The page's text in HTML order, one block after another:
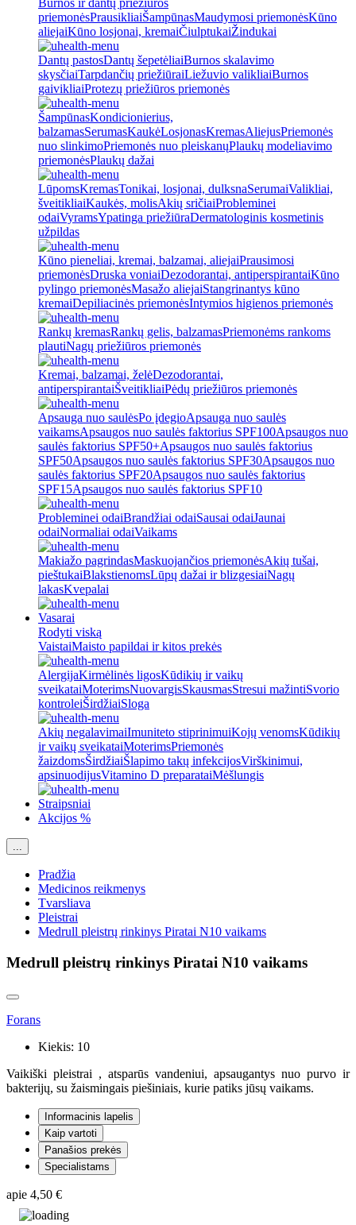
Burnos ir dantų priežiūros
priemonėsPrausikliaiŠampūnasMaudymosi priemonėsKūno
aliejaiKūno losjonai, kremaiČiulptukaiŽindukai
Dantų pastosDantų šepetėliaiBurnos skalavimo
skysčiaiTarpdančių priežiūraiLiežuvio valikliaiBurnos
gaivikliaiProtezų priežiūros priemonės
ŠampūnasKondicionierius,
balzamasSerumasKaukėLosjonasKremasAliejusPriemonės
nuo slinkimoPriemonės nuo pleiskanųPlaukų modeliavimo
priemonėsPlaukų dažai
LūpomsKremasTonikai, losjonai, dulksnaSerumaiValikliai,
šveitikliaiKaukės, molisAkių sričiaiProbleminei
odaiVyramsYpatinga priežiūraDermatologinis kosmetinis
užpildas
Kūno pieneliai, kremai, balzamai, aliejaiPrausimosi
priemonėsDruska voniaiDezodorantai, antiperspirantaiKūno
pylingo priemonėsMasažo aliejaiStangrinantys kūno
kremaiDepiliacinės priemonėsIntymios higienos priemonės
Rankų kremasRankų gelis, balzamasPriemonėms rankoms
plautiNagų priežiūros priemonės
Kremai, balzamai, želėDezodorantai,
antiperspirantaiŠveitikliaiPėdų priežiūros priemonės
Apsauga nuo saulėsPo įdegioApsauga nuo saulės
vaikamsApsaugos nuo saulės faktorius SPF100Apsaugos nuo
saulės faktorius SPF50+Apsaugos nuo saulės faktorius
SPF50Apsaugos nuo saulės faktorius SPF30Apsaugos nuo
saulės faktorius SPF20Apsaugos nuo saulės faktorius
SPF15Apsaugos nuo saulės faktorius SPF10
Probleminei odaiBrandžiai odaiSausai odaiJaunai
odaiNormaliai odaiVaikams
Makiažo pagrindasMaskuojančios priemonėsAkių tušai,
pieštukaiBlakstienomsLūpų dažai ir blizgesiaiNagų
lakasKvepalai
Vasarai
Rodyti viską
VaistaiMaisto papildai ir kitos prekės
AlergijaKirmėlinės ligosKūdikių ir vaikų
sveikataiMoterimsNuovargisSkausmasStresui mažintiSvorio
kontroleiŠirdžiaiSloga
Akių negalavimaiImuniteto stiprinimuiKojų venomsKūdikių
ir vaikų sveikataiMoterimsPriemonės
žaizdomsŠirdžiaiŠlapimo takų infekcijosVirškinimui,
apsinuodijusVitamino D preparataiMėšlungis
Straipsniai
Akcijos %
...
Pradžia
Medicinos reikmenys
Tvarsliava
Pleistrai
Medrull pleistrų rinkinys Piratai N10 vaikams
Medrull pleistrų rinkinys Piratai N10 vaikams
Forans
Kiekis: 10
Vaikiški pleistrai , atsparūs vandeniui, apsaugantys nuo purvo ir
bakterijų, su žaismingais piešiniais, kurie patiks jūsų vaikams.
Informacinis lapelis
Kaip vartoti
Panašios prekės
Specialistams
apie 4,50 €